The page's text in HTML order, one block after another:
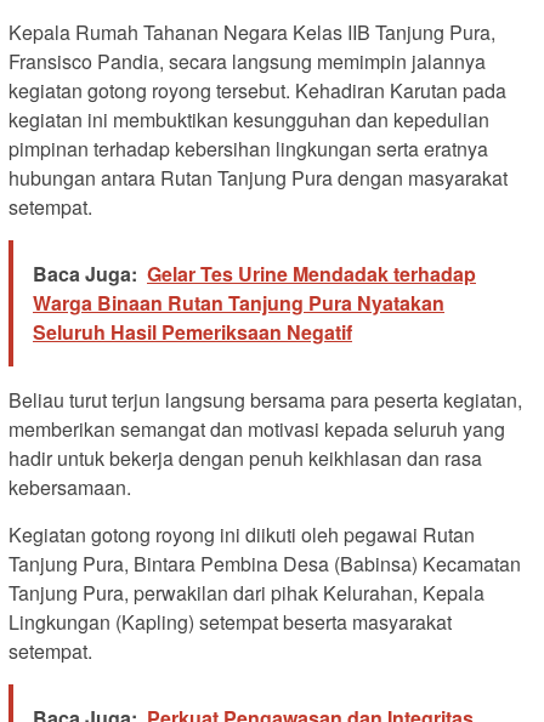
Kepala Rumah Tahanan Negara Kelas IIB Tanjung Pura,
Fransisco Pandia, secara langsung memimpin jalannya
kegiatan gotong royong tersebut. Kehadiran Karutan pada
kegiatan ini membuktikan kesungguhan dan kepedulian
pimpinan terhadap kebersihan lingkungan serta eratnya
hubungan antara Rutan Tanjung Pura dengan masyarakat
setempat.
Baca Juga: Gelar Tes Urine Mendadak terhadap
Warga Binaan Rutan Tanjung Pura Nyatakan
Seluruh Hasil Pemeriksaan Negatif
Beliau turut terjun langsung bersama para peserta kegiatan,
memberikan semangat dan motivasi kepada seluruh yang
hadir untuk bekerja dengan penuh keikhlasan dan rasa
kebersamaan.
Kegiatan gotong royong ini diikuti oleh pegawai Rutan
Tanjung Pura, Bintara Pembina Desa (Babinsa) Kecamatan
Tanjung Pura, perwakilan dari pihak Kelurahan, Kepala
Lingkungan (Kapling) setempat beserta masyarakat
setempat.